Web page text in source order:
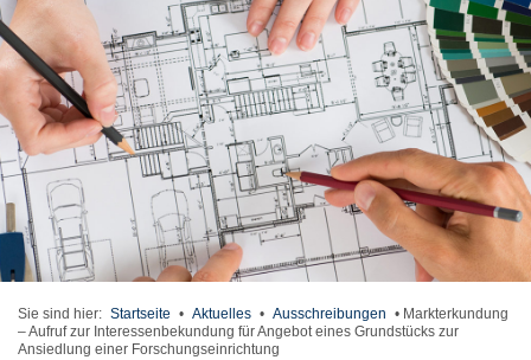
Sie sind hier: Startseite • Aktuelles • Ausschreibungen • Markterkundung
– Aufruf zur Interessenbekundung für Angebot eines Grundstücks zur
Ansiedlung einer Forschungseinrichtung